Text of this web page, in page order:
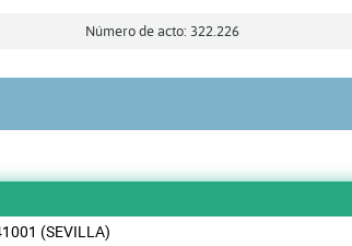
Número de acto: 322.226
(SEVILLA)